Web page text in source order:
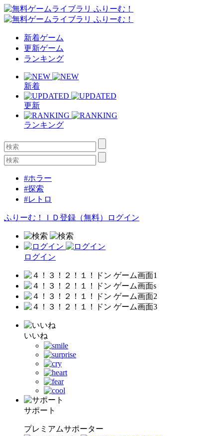
新着ゲーム
更新ゲーム
ランキング
新着
更新
ランキング
#ホラー
#探索
#レトロ
ふりーむ！ＩＤ登録（無料） ログイン
ログイン
いいね
サポート
プレミアムサポーター